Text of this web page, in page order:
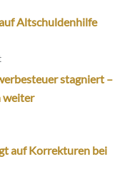
Altschuldenhilfe
stagniert –
weiter
auf Korrekturen bei